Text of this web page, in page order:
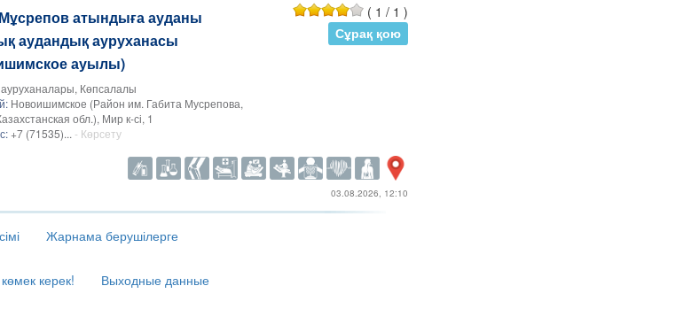
атындыға ауданы
аудандық ауруханасы
ауылы)
Көпсалалы
Новоишимское (Район им. Габита Мусрепова,
обл.), Мир к-сі, 1
+7 (71535)... - Көрсету
( 1 / 1 )
Сұрақ қою
03.08.2026, 12:10
Жарнама берушілерге
керек! Выходные данные